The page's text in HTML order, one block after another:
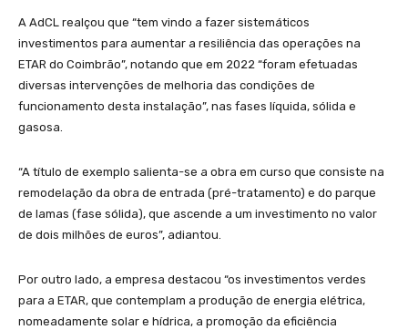
A AdCL realçou que “tem vindo a fazer sistemáticos
investimentos para aumentar a resiliência das operações na
ETAR do Coimbrão”, notando que em 2022 “foram efetuadas
diversas intervenções de melhoria das condições de
funcionamento desta instalação”, nas fases líquida, sólida e
gasosa.
“A título de exemplo salienta-se a obra em curso que consiste na
remodelação da obra de entrada (pré-tratamento) e do parque
de lamas (fase sólida), que ascende a um investimento no valor
de dois milhões de euros”, adiantou.
Por outro lado, a empresa destacou “os investimentos verdes
para a ETAR, que contemplam a produção de energia elétrica,
nomeadamente solar e hídrica, a promoção da eficiência